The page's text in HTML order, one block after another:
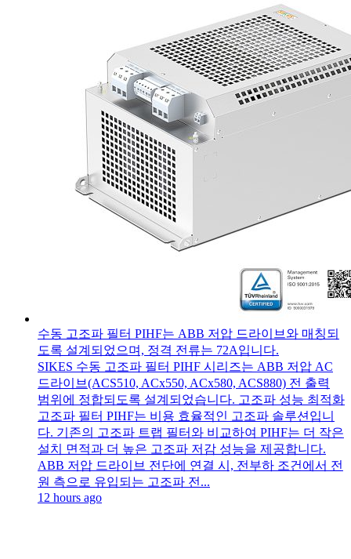
수동 고조파 필터 PIHF는 ABB 저압 드라이브와 매칭되
도록 설계되었으며, 정격 전류는 72A입니다.
SIKES 수동 고조파 필터 PIHF 시리즈는 ABB 저압 AC
드라이브(ACS510, ACx550, ACx580, ACS880) 전 출력
범위에 정합되도록 설계되었습니다. 고조파 성능 최적화
고조파 필터 PIHF는 비용 효율적인 고조파 솔루션입니
다. 기존의 고조파 트랩 필터와 비교하여 PIHF는 더 작은
설치 면적과 더 높은 고조파 저감 성능을 제공합니다.
ABB 저압 드라이브 전단에 연결 시, 전부하 조건에서 전
원 측으로 유입되는 고조파 전...
12 hours ago